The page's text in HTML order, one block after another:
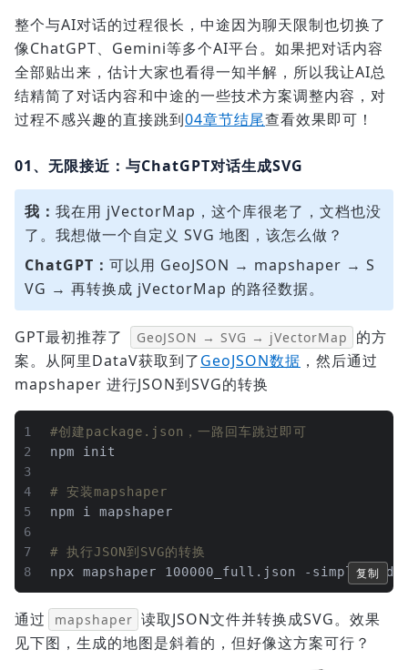
整个与AI对话的过程很长，中途因为聊天限制也切换了
像ChatGPT、Gemini等多个AI平台。如果把对话内容
全部贴出来，估计大家也看得一知半解，所以我让AI总
结精简了对话内容和中途的一些技术方案调整内容，对
过程不感兴趣的直接跳到04章节结尾查看效果即可！
01、无限接近：与ChatGPT对话生成SVG
我： 我在用 jVectorMap，这个库很老了，文档也没
了。我想做一个自定义 SVG 地图，该怎么做？
ChatGPT： 可以用 GeoJSON → mapshaper → S
VG → 再转换成 jVectorMap 的路径数据。
GPT最初推荐了 GeoJSON → SVG → jVectorMap
的方
案。从阿里DataV获取到了GeoJSON数据 ，然后通过
mapshaper 进行JSON到SVG的转换
1
2
3
4
5
6
7
8
#创建package.json，一路回车跳过即可
npm init
# 安装mapshaper
npm i mapshaper
# 执行JSON到SVG的转换
npx mapshaper 100000_full.json -simplify
复制
通过 mapshaper 读取JSON文件并转换成SVG。效果
见下图，生成的地图是斜着的，但好像这方案可行？